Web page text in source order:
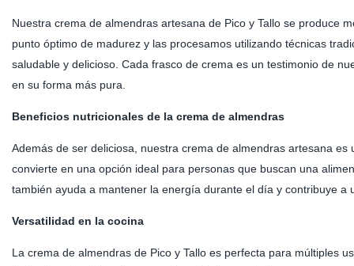
Nuestra crema de almendras artesana de Pico y Tallo se produce
punto óptimo de madurez y las procesamos utilizando técnicas
saludable y delicioso. Cada frasco de crema es un testimonio de
en su forma más pura.
Beneficios nutricionales de la crema de almendras
Además de ser deliciosa, nuestra crema de almendras artesana
convierte en una opción ideal para personas que buscan una
también ayuda a mantener la energía durante el día y contribuye a
Versatilidad en la cocina
La crema de almendras de Pico y Tallo es perfecta para múltiples